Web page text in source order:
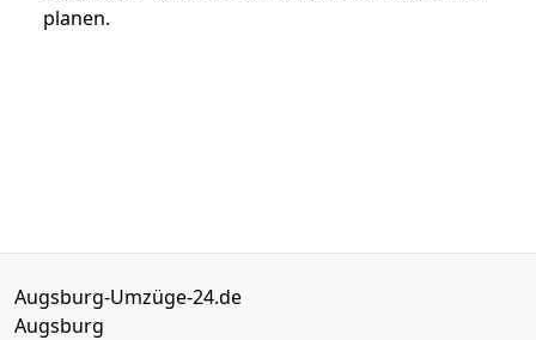
planen.
Augsburg-Umzüge-24.de
Augsburg